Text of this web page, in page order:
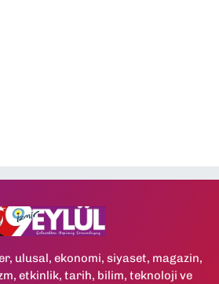
ulusal, ekonomi, siyaset, magazin,
etkinlik, tarih, bilim, teknoloji ve